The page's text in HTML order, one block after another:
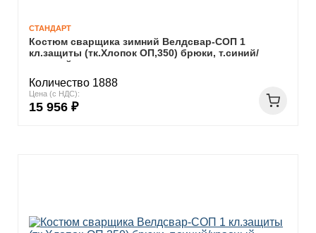
СТАНДАРТ
Костюм сварщика зимний Велдсвар-СОП 1
кл.защиты (тк.Хлопок ОП,350) брюки, т.синий/
красный
Количество 1888
Цена (с НДС):
15 956 ₽